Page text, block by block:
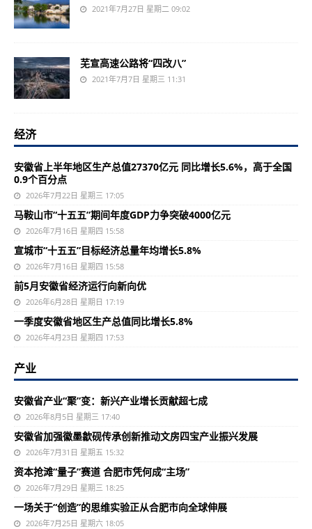
2021年7月27日 星期二 09:02
芜宣高速公路将“四改八”
2021年7月7日 星期三 11:31
经济
安徽省上半年地区生产总值27370亿元 同比增长5.6%，高于全国
0.9个百分点
2026年7月22日 星期三 17:05
马鞍山市“十五五”期间年度GDP力争突破4000亿元
2026年7月16日 星期四 15:58
宣城市“十五五”目标经济总量年均增长5.8%
2026年7月16日 星期四 15:58
前5月安徽省经济运行向新向优
2026年6月28日 星期日 17:19
一季度安徽省地区生产总值同比增长5.8%
2026年4月23日 星期四 17:53
产业
安徽省产业“聚”变：新兴产业增长贡献超七成
2026年8月5日 星期三 17:40
安徽省加强徽墨歙砚传承创新推动文房四宝产业振兴发展
2026年7月31日 星期五 15:32
资本抢滩“量子”赛道 合肥市凭何成“主场”
2026年7月29日 星期三 18:25
一场关于“创造”的思维实验正从合肥市向全球伸展
2026年7月25日 星期六 18:05